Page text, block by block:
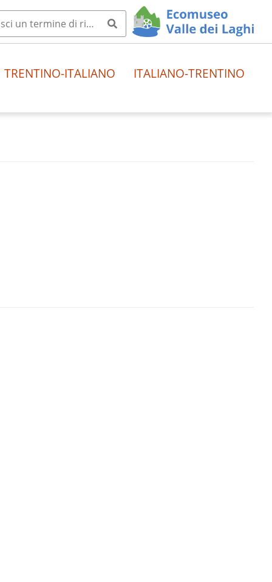
TRENTINO-ITALIANO ITALIANO-TRENTINO